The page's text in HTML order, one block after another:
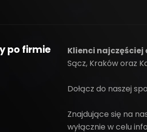
po firmie Klienci
Sącz, Kraków oraz
Dołącz do naszej
Znajdujące się na
wyłącznie w celu